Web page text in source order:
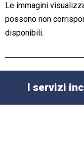
Le immagini
possono non
disponibili.
I servizi